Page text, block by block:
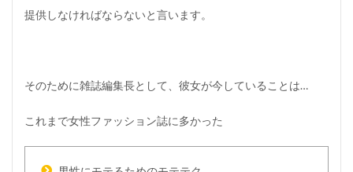
提供しなければならないと言います。
そのために雑誌編集長として、彼女が今していることは…
これまで女性ファッション誌に多かった